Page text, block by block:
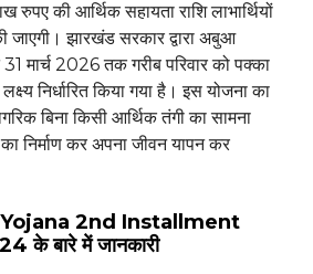
की आर्थिक सहायता राशि लाभार्थियों
जाएगी। झारखंड सरकार द्वारा अबुआ
मार्च 2026 तक गरीब परिवार को पक्का
निर्धारित किया गया है। इस योजना का
बिना किसी आर्थिक तंगी का सामना
निर्माण कर अपना जीवन यापन कर
2nd Installment
के बारे में जानकारी